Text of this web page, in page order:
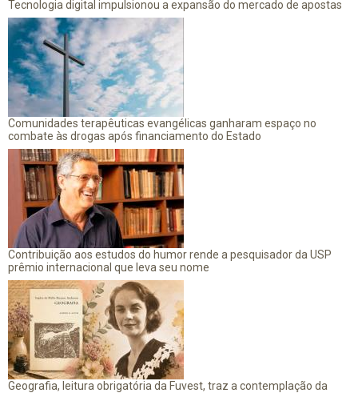
Tecnologia digital impulsionou a expansão do mercado de apostas
Comunidades terapêuticas evangélicas ganharam espaço no
combate às drogas após financiamento do Estado
Contribuição aos estudos do humor rende a pesquisador da USP
prêmio internacional que leva seu nome
Geografia, leitura obrigatória da Fuvest, traz a contemplação da